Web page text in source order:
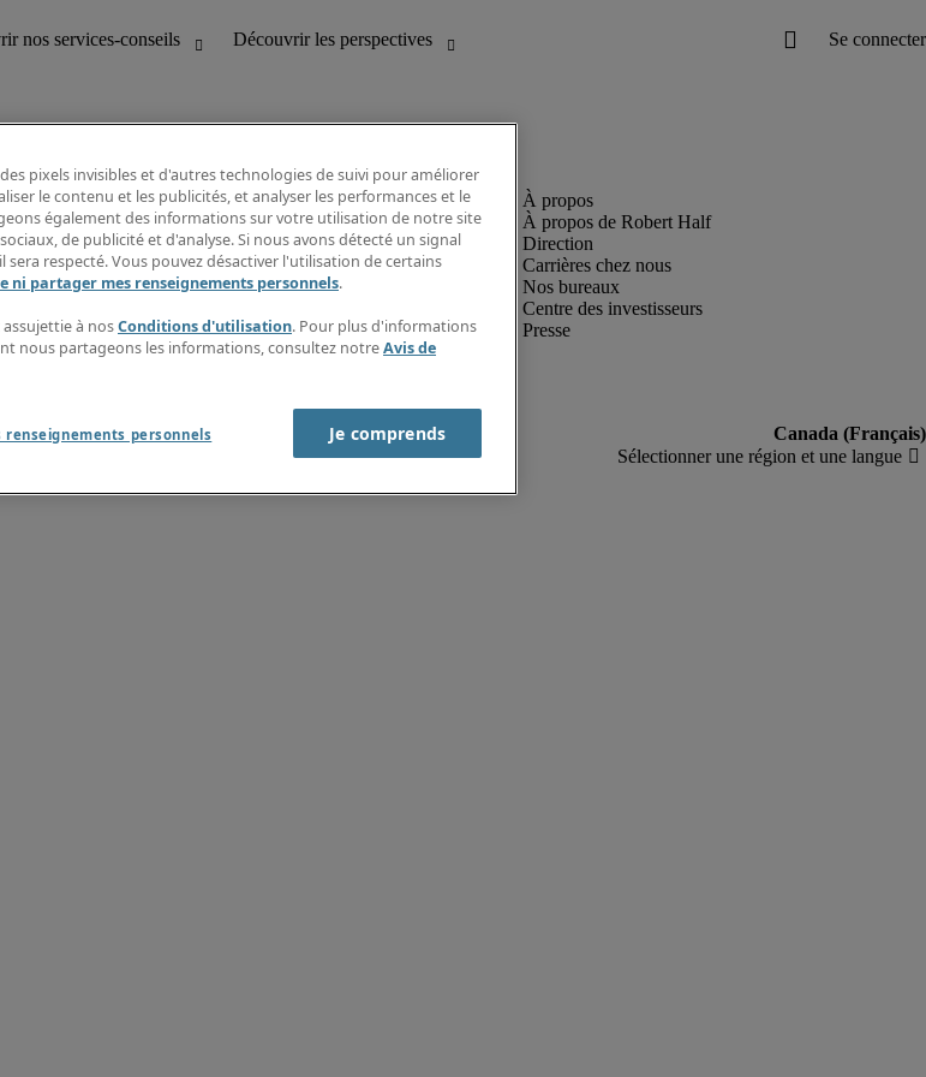
Découvrir les perspectives
Répertoire d’emplois
Guide salarial
Rapports de temps
Contactez-nous
À propos de Robert Half
Direction
Carrières chez nous
Nos bureaux
Centre des investisseurs
Presse
moderne
pixels invisibles et d'autres technologies de suivi pour améliorer
le contenu et les publicités, et analyser les performances et le
également des informations sur votre utilisation de notre site
de publicité et d'analyse. Si nous avons détecté un signal
sera respecté. Vous pouvez désactiver l'utilisation de certains
ni partager mes renseignements personnels.
à nosConditions d'utilisation. Pour plus d'informations
nous partageons les informations, consultez notreAvis de
personnels Je comprends